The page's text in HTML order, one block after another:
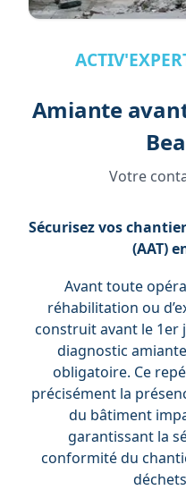
Amiante
Votre
Sécurisez vos
(AAT)
Avant toute
réhabilitation ou
construit avant le 1er
diagnostic
obligatoire. Ce
précisément la
du bâtiment
garantissant la
conformité du